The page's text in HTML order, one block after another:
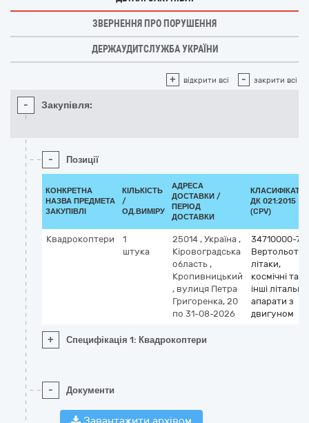
ЗВЕРНЕННЯ ПРО ПОРУШЕННЯ
ДЕРЖАУДИТСЛУЖБА УКРАЇНИ
+ відкрити всі - закрити всі
- Закупівля:
- Позиції
КОНКРЕТНА
НАЗВА ПРЕДМЕТА
ЗАКУПІВЛІ
КІЛЬКІСТЬ
/
ОД.ВИМІРУ
АДРЕСА
ДОСТАВКИ /
ПЕРІОД
ДОСТАВКИ
ДК 021:2015
(CPV)
Квадрокоптери
1
штука
25014 , Україна ,
Кіровоградська
область ,
Кропивницький
, вулиця Петра
Григоренка, 20
по 31-08-2026
34710000-7
Вертольоти,
літаки,
космічні та
інші літальні
апарати з
двигуном
+ Специфікація 1: Квадрокоптери
- Документи